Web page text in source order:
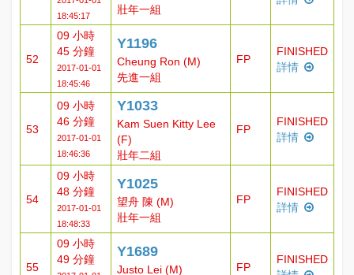
18:45:17
壯年一組
52
09 小時
45 分鐘
2017-01-01
18:45:46
Y1196
Cheung Ron (M)
先進一組
FP
FINISHED
詳情
53
09 小時
46 分鐘
2017-01-01
18:46:36
Y1033
Kam Suen Kitty Lee
(F)
壯年二組
FP
FINISHED
詳情
54
09 小時
48 分鐘
2017-01-01
18:48:33
Y1025
望舟 陳 (M)
壯年一組
FP
FINISHED
詳情
55
09 小時
49 分鐘
Y1689
Justo Lei (M)
FP
FINISHED